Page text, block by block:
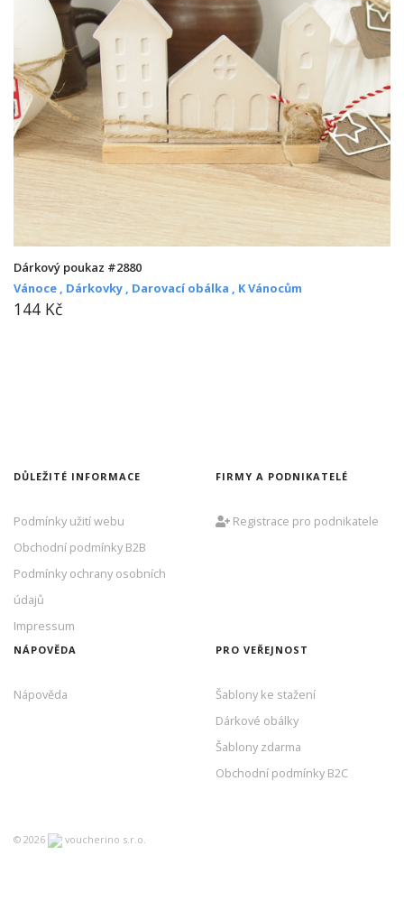
Dárkový poukaz #2880
Vánoce , Dárkovky , Darovací obálka , K Vánocům
144 Kč
DŮLEŽITÉ INFORMACE
Podmínky užití webu
Obchodní podmínky B2B
Podmínky ochrany osobních
údajů
Impressum
FIRMY A PODNIKATELÉ
Registrace pro podnikatele
NÁPOVĚDA
Nápověda
PRO VEŘEJNOST
Šablony ke stažení
Dárkové obálky
Šablony zdarma
Obchodní podmínky B2C
© 2026 voucherino s.r.o.